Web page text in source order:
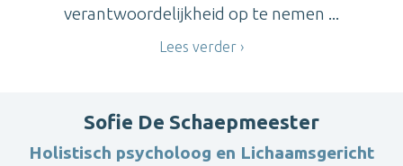
verantwoordelijkheid op te nemen ...
Lees verder
Sofie De Schaepmeester
Holistisch psycholoog en Lichaamsgericht